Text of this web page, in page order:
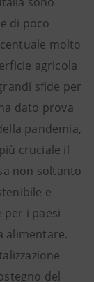
di poco
molto
agricola
sfide per
dato prova
pandemia,
cruciale il
non soltanto
e
per i paesi
alimentare.
del